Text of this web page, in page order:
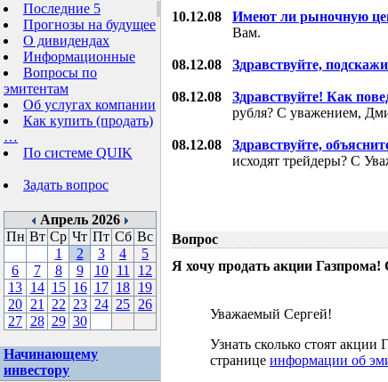
Последние 5
Прогнозы на будущее
О дивидендах
Информационные
Вопросы по
эмитентам
Об услугах компании
Как купить (продать)
…
По системе QUIK
Задать вопрос
Апрель 2026
Пн Вт Ср Чт Пт Сб Вс
1
2 3 4
5
6
7 8 9 10 11
12
13 14 15 16 17 18 19
20 21 22 23 24 25 26
27 28 29 30
Начинающему
инвестору
10.12.08 Имеют ли рыночную
Вам.
08.12.08 Здравствуйте,
08.12.08 Здравствуйте! Как
рубля? С уважением,
08.12.08 Здравствуйте,
исходят трейдеры? С
Вопрос
Я хочу продать акции
Уважаемый Сергей!
Узнать сколько стоят
странице информации об